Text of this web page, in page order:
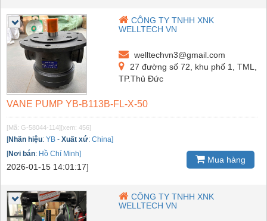
CÔNG TY TNHH XNK
WELLTECH VN
welltechvn3@gmail.com
27 đường số 72, khu phố 1, TML,
TP.Thủ Đức
VANE PUMP YB-B113B-FL-X-50
[Mã: G-58044-114][xem: 456]
[Nhãn hiệu: YB - Xuất xứ: China]
[Nơi bán: Hồ Chí Minh]
2026-01-15 14:01:17]
Mua hàng
CÔNG TY TNHH XNK
WELLTECH VN